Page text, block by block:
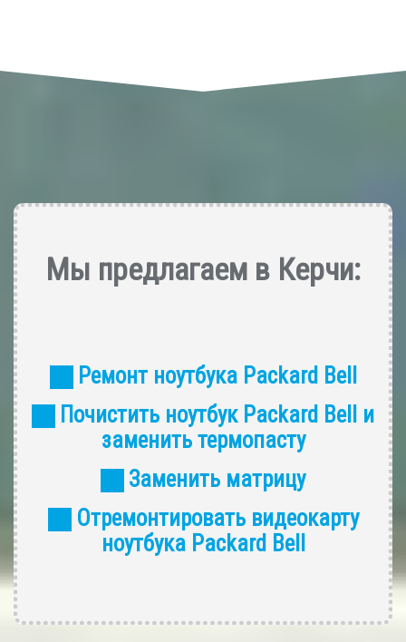
Мы предлагаем в Керчи:
Ремонт ноутбука Packard Bell
Почистить ноутбук Packard Bell и
заменить термопасту
Заменить матрицу
Отремонтировать видеокарту
ноутбука Packard Bell